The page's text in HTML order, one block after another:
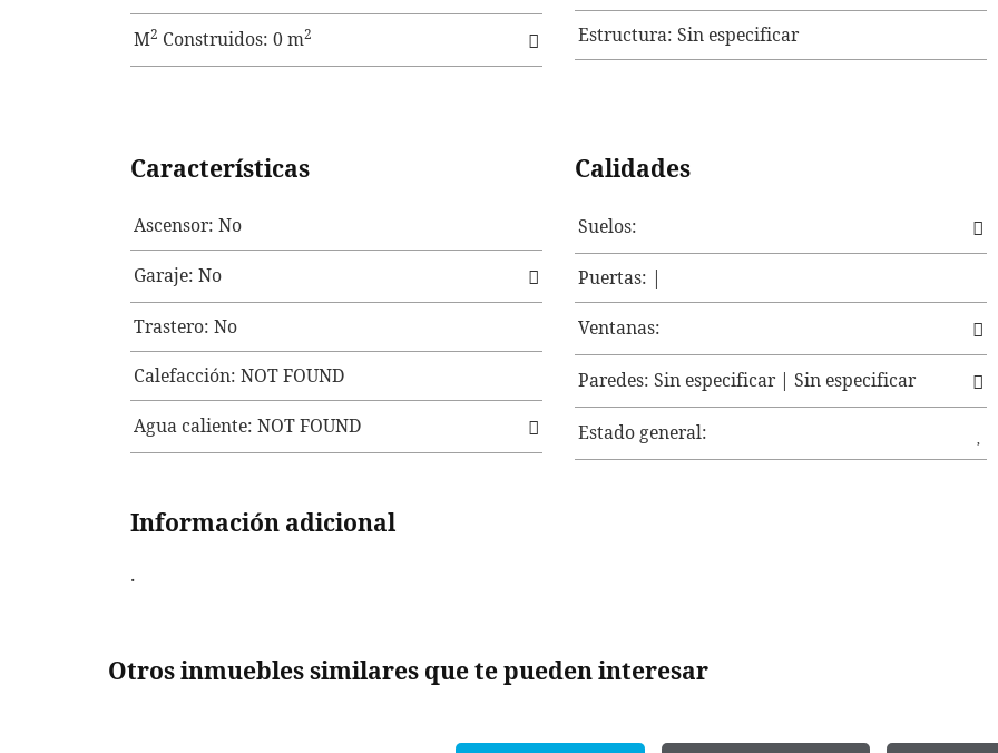
M2 Construidos: 0 m2 Estructura: Sin especificar
Características
Ascensor: No
Garaje: No
Trastero: No
Calefacción: NOT FOUND
Agua caliente: NOT FOUND
Calidades
Suelos:
Puertas: |
Ventanas:
Paredes: Sin especificar | Sin especificar
Estado general:
Información adicional
.
Otros inmuebles similares que te pueden interesar